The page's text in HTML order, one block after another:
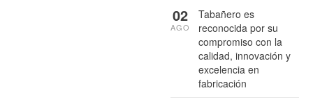
Tabañero es
reconocida por su
compromiso con la
calidad, innovación y
excelencia en
fabricación
02
AGO